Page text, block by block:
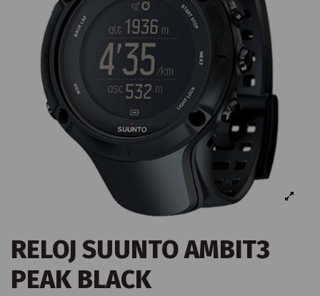
RELOJ SUUNTO AMBIT3
PEAK BLACK